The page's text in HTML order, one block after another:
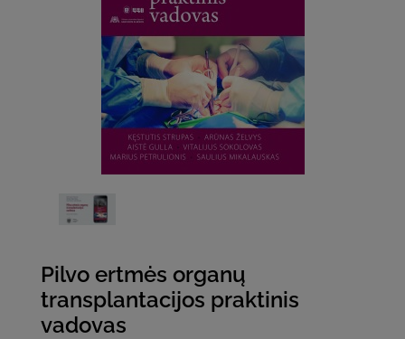
Pilvo ertmės organų
transplantacijos praktinis
vadovas